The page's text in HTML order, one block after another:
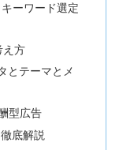
ーワード選定
え方
とテーマとメ
型広告
底解説